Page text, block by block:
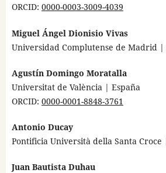
ORCID: 0000-0003-3009-4039
Miguel Ángel Dionisio Vivas
Universidad Complutense de Madrid |
Agustín Domingo Moratalla
Universitat de València | España
ORCID: 0000-0001-8848-3761
Antonio Ducay
Pontificia Università della Santa Croce
Juan Bautista Duhau